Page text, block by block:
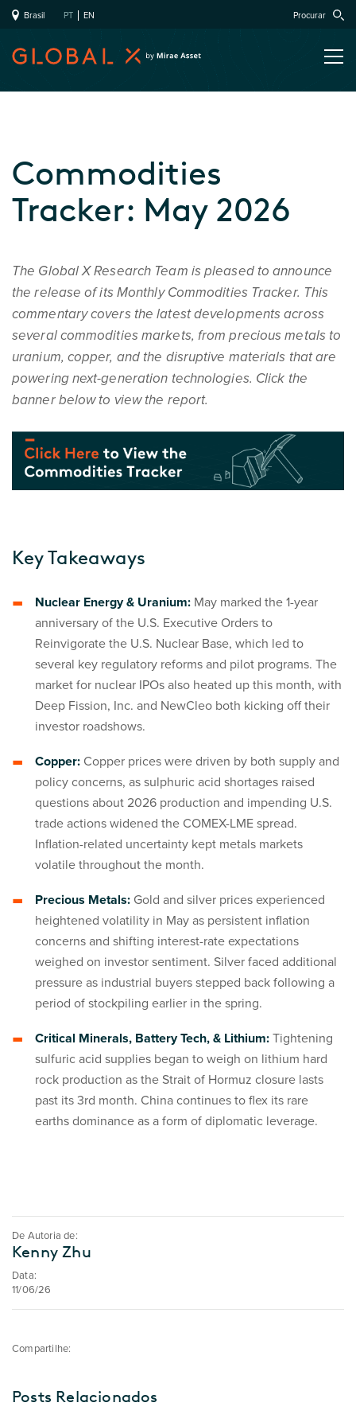
Brasil PT EN Procurar
Commodities
Tracker: May 2026
The Global X Research Team is pleased to announce
the release of its Monthly Commodities Tracker. This
commentary covers the latest developments across
several commodities markets, from precious metals to
uranium, copper, and the disruptive materials that are
powering next-generation technologies. Click the
banner below to view the report.
Key Takeaways
Nuclear Energy & Uranium: May marked the 1-year
anniversary of the U.S. Executive Orders to
Reinvigorate the U.S. Nuclear Base, which led to
several key regulatory reforms and pilot programs. The
market for nuclear IPOs also heated up this month, with
Deep Fission, Inc. and NewCleo both kicking off their
investor roadshows.
Copper: Copper prices were driven by both supply and
policy concerns, as sulphuric acid shortages raised
questions about 2026 production and impending U.S.
trade actions widened the COMEX-LME spread.
Inflation-related uncertainty kept metals markets
volatile throughout the month.
Precious Metals: Gold and silver prices experienced
heightened volatility in May as persistent inflation
concerns and shifting interest-rate expectations
weighed on investor sentiment. Silver faced additional
pressure as industrial buyers stepped back following a
period of stockpiling earlier in the spring.
Critical Minerals, Battery Tech, & Lithium: Tightening
sulfuric acid supplies began to weigh on lithium hard
rock production as the Strait of Hormuz closure lasts
past its 3rd month. China continues to flex its rare
earths dominance as a form of diplomatic leverage.
De Autoria de:
Kenny Zhu
Data:
11/06/26
Compartilhe:
Posts Relacionados